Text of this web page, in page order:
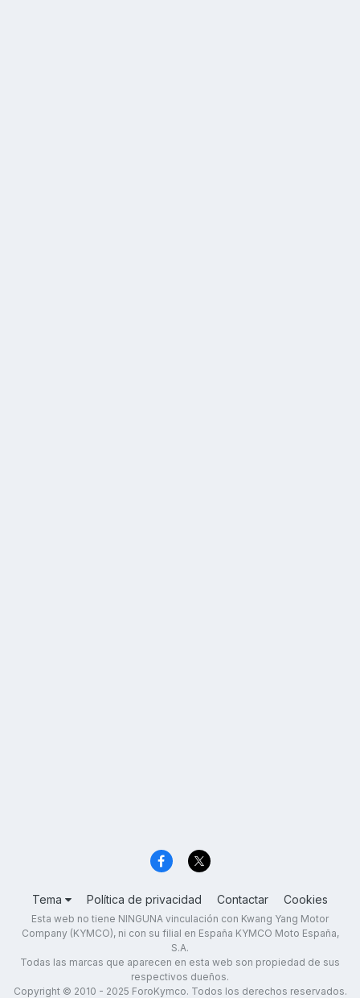
Tema Política de privacidad Contactar Cookies
Esta web no tiene NINGUNA vinculación con Kwang Yang Motor
Company (KYMCO), ni con su filial en España KYMCO Moto España,
S.A.
Todas las marcas que aparecen en esta web son propiedad de sus
respectivos dueños.
Copyright © 2010 - 2025 ForoKymco. Todos los derechos reservados.